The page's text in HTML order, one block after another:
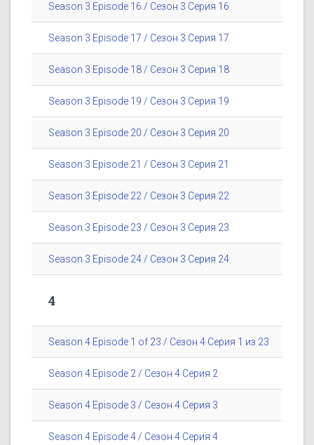
Season 3 Episode 16 / Сезон 3 Серия 16
Season 3 Episode 17 / Сезон 3 Серия 17
Season 3 Episode 18 / Сезон 3 Серия 18
Season 3 Episode 19 / Сезон 3 Серия 19
Season 3 Episode 20 / Сезон 3 Серия 20
Season 3 Episode 21 / Сезон 3 Серия 21
Season 3 Episode 22 / Сезон 3 Серия 22
Season 3 Episode 23 / Сезон 3 Серия 23
Season 3 Episode 24 / Сезон 3 Серия 24
4
Season 4 Episode 1 of 23 / Сезон 4 Серия 1 из 23
Season 4 Episode 2 / Сезон 4 Серия 2
Season 4 Episode 3 / Сезон 4 Серия 3
Season 4 Episode 4 / Сезон 4 Серия 4